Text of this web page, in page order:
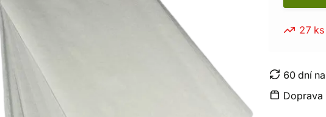
27
60 dní
Doprava